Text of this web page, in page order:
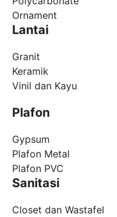
Ornament
Lantai
Granit
Keramik
Vinil dan Kayu
Plafon
Gypsum
Plafon Metal
Plafon PVC
Sanitasi
Closet dan Wastafel